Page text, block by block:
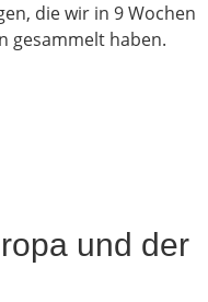
die wir in 9 Wochen
gesammelt haben.
und der